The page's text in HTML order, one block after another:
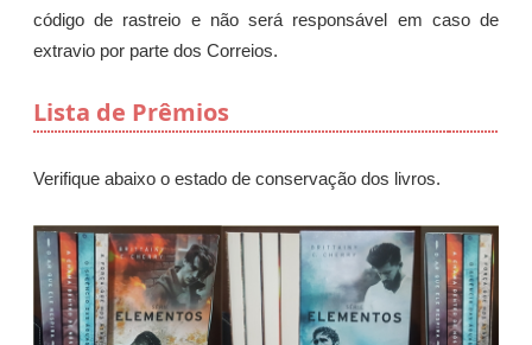
código de rastreio e não será responsável em caso de
extravio por parte dos Correios.
Lista de Prêmios
Verifique abaixo o estado de conservação dos livros.